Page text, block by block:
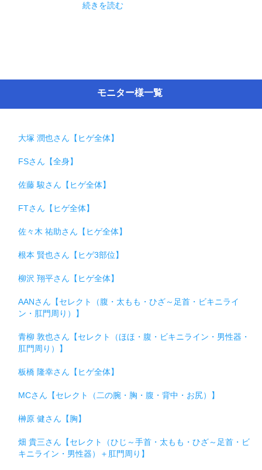
続きを読む
モニター様一覧
大塚 潤也さん【ヒゲ全体】
FSさん【全身】
佐藤 駿さん【ヒゲ全体】
FTさん【ヒゲ全体】
佐々木 祐助さん【ヒゲ全体】
根本 賢也さん【ヒゲ3部位】
柳沢 翔平さん【ヒゲ全体】
AANさん【セレクト（腹・太もも・ひざ～足首・ビキニライ
ン・肛門周り）】
青柳 敦也さん【セレクト（ほほ・腹・ビキニライン・男性器・
肛門周り）】
板橋 隆幸さん【ヒゲ全体】
MCさん【セレクト（二の腕・胸・腹・背中・お尻）】
榊原 健さん【胸】
畑 貴三さん【セレクト（ひじ～手首・太もも・ひざ～足首・ビ
キニライン・男性器）＋肛門周り】